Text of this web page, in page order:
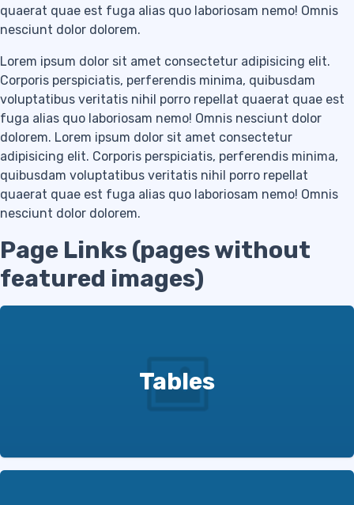
quaerat quae est fuga alias quo laboriosam nemo! Omnis
nesciunt dolor dolorem.
Lorem ipsum dolor sit amet consectetur adipisicing elit.
Corporis perspiciatis, perferendis minima, quibusdam
voluptatibus veritatis nihil porro repellat quaerat quae est
fuga alias quo laboriosam nemo! Omnis nesciunt dolor
dolorem. Lorem ipsum dolor sit amet consectetur
adipisicing elit. Corporis perspiciatis, perferendis minima,
quibusdam voluptatibus veritatis nihil porro repellat
quaerat quae est fuga alias quo laboriosam nemo! Omnis
nesciunt dolor dolorem.
Page Links (pages without
featured images)
Tables